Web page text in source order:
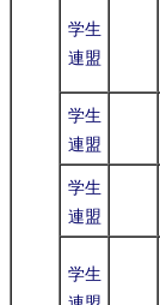
学生
連盟
学生
連盟
学生
連盟
学生